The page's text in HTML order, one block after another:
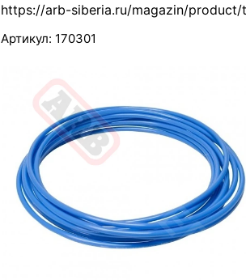
https://arb-siberia.ru/magazin/
Артикул: 170301